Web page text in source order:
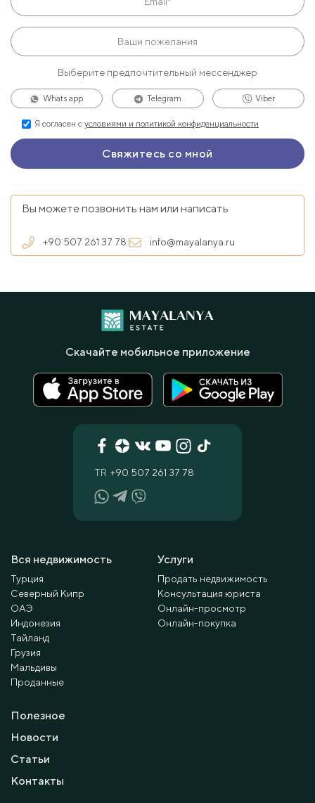
Выберите предпочтительный мессенджер
Whats app Telegram Viber
Я согласен с условиями и политикой конфиденциальности
Вы можете позвонить нам или написать
+90 507 261 37 78 info@mayalanya.ru
Вся недвижимость
Турция
Северный Кипр
ОАЭ
Индонезия
Тайланд
Грузия
Мальдивы
Проданные
Услуги
Продать недвижимость
Консультация юриста
Онлайн-просмотр
Онлайн-покупка
Полезное
Новости
Статьи
Контакты
TR +90 507 261 37 78
Скачайте мобильное приложение